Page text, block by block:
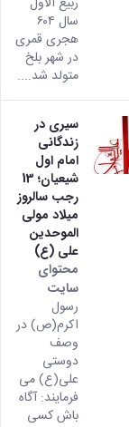
سال ۶۰۴
هجری قمری
در شهر بلخ
متولد شد....
سیری در
زندگانی
امام اول
شیعیان؛ 13
رجب سالروز
میلاد مولی
الموحدین
علی (ع)
محتوای
سایت
رسول
اکرم(ص) در
وصف
دوستی
علی(ع) می
فرمایند: آگاه
باش کسی